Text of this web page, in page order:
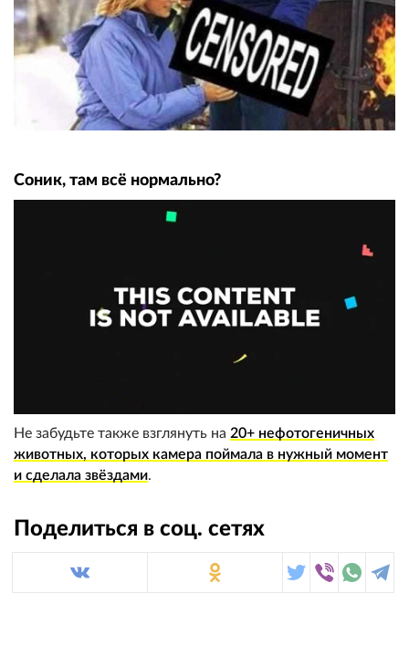
Соник, там всё нормально?
Не забудьте также взглянуть на 20+ нефотогеничных
животных, которых камера поймала в нужный момент
и сделала звёздами.
Поделиться в соц. сетях